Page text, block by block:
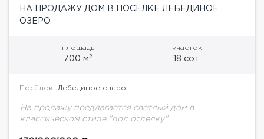
НА ПРОДАЖУ ДОМ В ПОСЕЛКЕ ЛЕБЕДИНОЕ
ОЗЕРО
площадь
700 м2
участок
18 сот.
Посёлок: Лебединое озеро
На продажу предлагается светлый дом в
классическом стиле "под отделку".